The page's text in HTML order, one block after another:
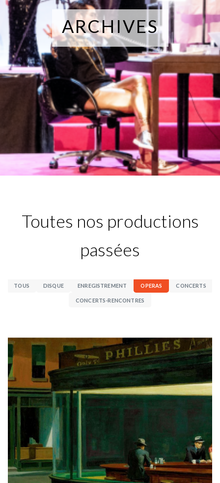
Fuoco Obbligato
Fuoco Jazz
Archives
CDs
Vidéos
Galerie
Presse
Actions
Nous soutenir
Contact
ARCHIVES
Toutes nos productions
passées
TOUS DISQUE ENREGISTREMENT OPERAS CONCERTS
CONCERTS-RENCONTRES